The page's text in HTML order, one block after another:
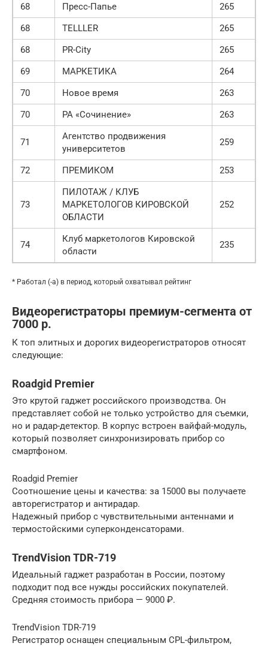
68 Пресс-Папье
265
68
TELLLER
265
68
PR-City
265
69
МАРКЕТИКА
264
70
Новое время
263
70
РА «Сочинение» 263
71
Агентство продвижения
университетов
259
72 ПРЕМИКОМ 253
73
ПИЛОТАЖ / КЛУБ
МАРКЕТОЛОГОВ КИРОВСКОЙ
ОБЛАСТИ
252
74
Клуб маркетологов Кировской
области
235
* Работал (-а) в период, который охватывал рейтинг
Видеорегистраторы премиум-сегмента от
7000 р.
К топ элитных и дорогих видеорегистраторов относят
следующие:
Roadgid Premier
Это крутой гаджет российского производства. Он
представляет собой не только устройство для съемки,
но и радар-детектор. В корпус встроен вайфай-модуль,
который позволяет синхронизировать прибор со
смартфоном.
Roadgid Premier
Соотношение цены и качества: за 15000 вы получаете
авторегистратор и антирадар.
Надежный прибор с чувствительными антеннами и
термостойскими суперконденсаторами.
TrendVision TDR-719
Идеальный гаджет разработан в России, поэтому
подходит под все нужды российских покупателей.
Средняя стоимость прибора — 9000 ₽.
TrendVision TDR-719
Регистратор оснащен специальным CPL-фильтром,